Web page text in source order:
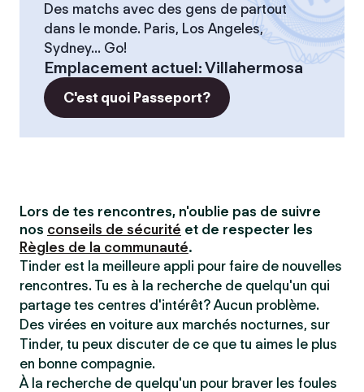
Des matchs avec des gens de partout
dans le monde. Paris, Los Angeles,
Sydney... Go!
Emplacement actuel:Villahermosa
C'est quoi Passeport?
Lors de tes rencontres, n'oublie pas de suivre
nos conseils de sécurité et de respecter les
Règles de la communauté.
Tinder est la meilleure appli pour faire de nouvelles
rencontres. Tu es à la recherche de quelqu'un qui
partage tes centres d'intérêt? Aucun problème.
Des virées en voiture aux marchés nocturnes, sur
Tinder, tu peux discuter de ce que tu aimes le plus
en bonne compagnie.
À la recherche de quelqu'un pour braver les foules